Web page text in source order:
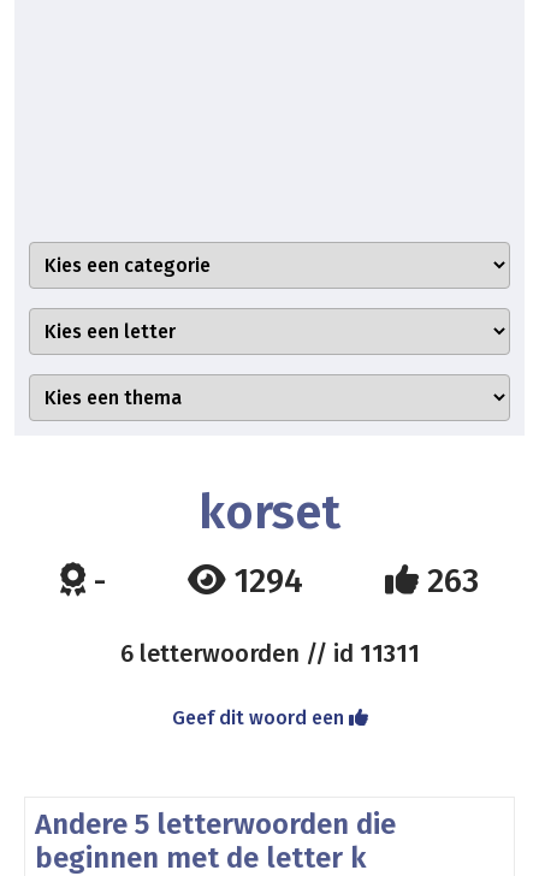
korset
- 1294 263
6 letterwoorden // id 11311
Geef dit woord een
Andere 5 letterwoorden die
beginnen met de letter k